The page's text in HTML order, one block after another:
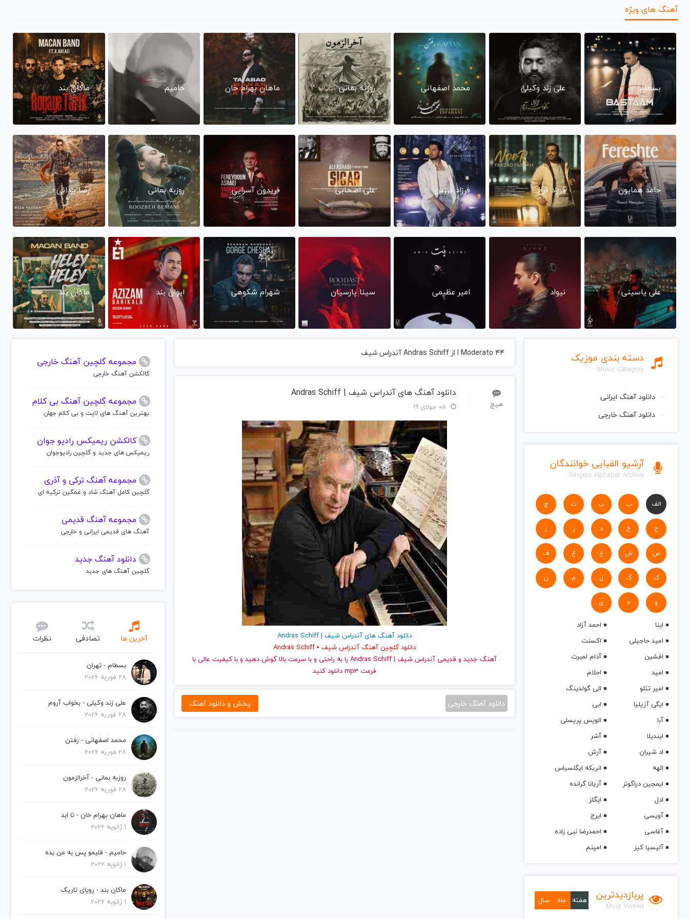
آهنگ های ویژه
بسطام علی زند وکیلی محمد اصفهانی روزبه بمانی ماهان بهرام خان حامیم ماکان بند
حامد همایون فرزاد فرخ فرزاد فرزین علی اصحابی فریدون آسرایی روزبه بمانی رضا یزدانی
علی یاسینی نیواد امیر عظیمی سینا پارسیان شهرام شکوهی ایوان بند ماکان بند
دسته بندی موزیک
Music Category
دانلود آهنگ ایرانی
دانلود آهنگ خارجی
آرشیو الفبایی خوانندگان
Singers Alphabet Archive
الف ب پ ت ج
ح خ د ر ز
س ش ع غ ف
ک گ ل م ن
و ه ی
اینا
احمد آزاد
امید حاجیلی
اکسنت
افشین
آدام لمبرت
امید
احلام
امیر تتلو
الی گولدینگ
ایگی آزیلیا
ابی
آبا
الویس پریسلی
ایندیلا
آشر
اد شیران
آرش
الهه
انریکه ایگلسیاس
ایمجین دراگونز
آریانا گرانده
ادل
ایگلز
آویسی
ایرج
آغاسی
احمدرضا نبی زاده
آلیسیا کیز
امینم
پربازدیدترین
Most Visited
هفته ماه سال
44 I Moderato از Andras Schiff آندراس شيف
هیچ
دانلود آهنگ های آندراس شيف | Andras Schiff
دانلود آهنگ های آندراس شيف | Andras Schiff
دانلود گلچین آهنگ آندراس شيف • Andras Schiff
آهنگ جدید
و قدیمی آندراس شيف | Andras Schiff را به راحتی و با سرعت بالا گوش دهید و با کیفیت عالی با
فرمت mp3 دانلود کنید
دانلود آهنگ خارجی پخش و دانلود آهنگ
مجموعه گلچین آهنگ خارجی
کالکشن آهنگ خارجی
مجموعه گلچین آهنگ بی کلام
بهترین آهنگ های لایت و بی کلام جهان
کالکشن ریمیکس رادیو جوان
ریمیکس های جدید و گلچین رادیوجوان
مجموعه آهنگ ترکی و آذری
گلچین کامل آهنگ شاد و غمگین ترکیه ای
مجموعه آهنگ قدیمی
آهنگ های قدیمی ایرانی و خارجی
دانلود آهنگ جدید
گلچین آهنگ های جدید
آخرین ها تصادفی نظرات
بسطام - تهران
28 فوریه 2026
علی زند وکیلی - بخواب آروم
28 فوریه 2026
محمد اصفهانی - رفتن
28 فوریه 2026
روزبه بمانی - آخرالزمون
28 فوریه 2026
ماهان بهرام خان - تا ابد
1 ژانویه 2026
حامیم - قلبمو پس به من بده
1 ژانویه 2026
ماکان بند - رویای تاریک
1 ژانویه 2026